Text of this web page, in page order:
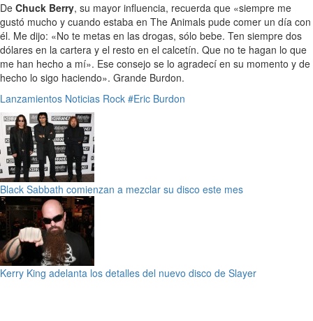
De Chuck Berry, su mayor influencia, recuerda que «siempre me
gustó mucho y cuando estaba en The Animals pude comer un día con
él. Me dijo: «No te metas en las drogas, sólo bebe. Ten siempre dos
dólares en la cartera y el resto en el calcetín. Que no te hagan lo que
me han hecho a mí». Ese consejo se lo agradecí en su momento y de
hecho lo sigo haciendo». Grande Burdon.
Lanzamientos Noticias Rock #Eric Burdon
Black Sabbath comienzan a mezclar su disco este mes
Kerry King adelanta los detalles del nuevo disco de Slayer